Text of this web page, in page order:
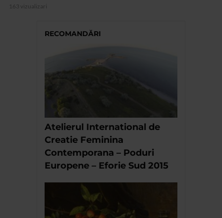
163 vizualizari
RECOMANDĂRI
Atelierul International de
Creatie Feminina
Contemporana – Poduri
Europene – Eforie Sud 2015